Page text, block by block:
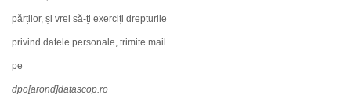
părților, și vrei să-ți exerciți drepturile
privind datele personale, trimite mail
pe
dpo[arond]datascop.ro